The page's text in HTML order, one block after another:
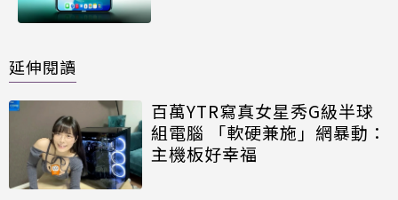
延伸閱讀
百萬YTR寫真女星秀G級半球
組電腦 「軟硬兼施」網暴動：
主機板好幸福